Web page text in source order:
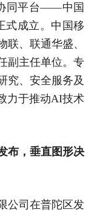
同平台——中国
式成立。中国移
、联通华盛、
副主任单位。专
究、安全服务及
力于推动AI技术
布，垂直图形决
公司在普陀区发